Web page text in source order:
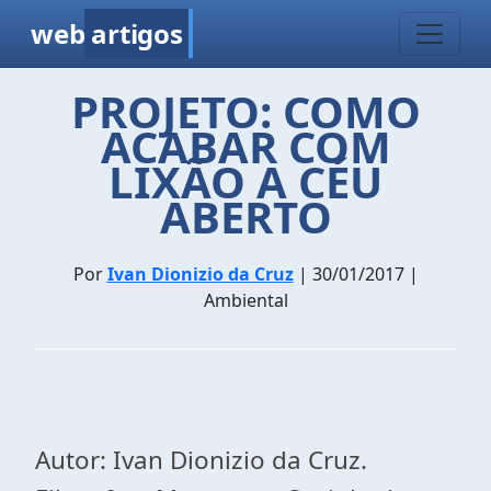
web artigos
PROJETO: COMO
ACABAR COM
LIXÃO A CÉU
ABERTO
PorIvan Dionizio da Cruz| 30/01/2017 |
Ambiental
Autor: Ivan Dionizio da Cruz.